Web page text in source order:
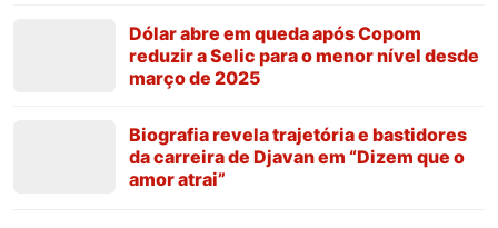
Dólar abre em queda após Copom
reduzir a Selic para o menor nível desde
março de 2025
Biografia revela trajetória e bastidores
da carreira de Djavan em “Dizem que o
amor atrai”